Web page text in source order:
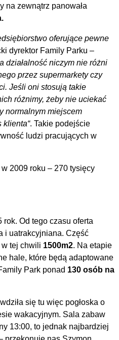
na zewnątrz panowała
oferujące pewne
dyrektor Family Parku –
działalność niczym nie różni
przez supermarkety czy
Jeśli oni stosują takie
różnimy, żeby nie uciekać
normalnym miejscem
klienta“. Takie podejście
ludzi pracujących w
2009 roku – 270 tysięcy
Od tego czasu oferta
i uatrakcyjniana. Część
tej chwili 1500m2. Na etapie
hale, które będą adaptowane
Park ponad 130 osób na
się tu więc pogłoska o
wakacyjnym. Sala zabaw
13:00, to jednak najbardziej